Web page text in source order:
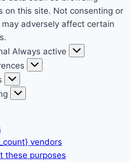
on this site. Not consenting or
adversely affect certain
Always active
vendors
these purposes